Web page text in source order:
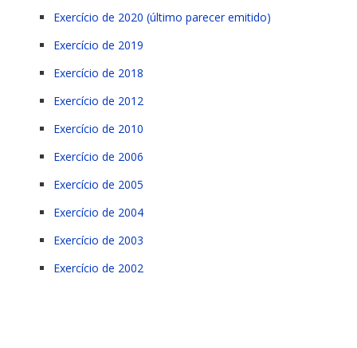
Exercício de 2020 (último parecer emitido)
Exercício de 2019
Exercício de 2018
Exercício de 2012
Exercício de 2010
Exercício de 2006
Exercício de 2005
Exercício de 2004
Exercício de 2003
Exercício de 2002